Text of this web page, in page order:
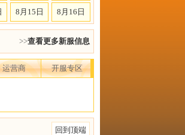
8月15日 8月16日
>>查看更多新服信息
运营商 开服专区
回到顶端